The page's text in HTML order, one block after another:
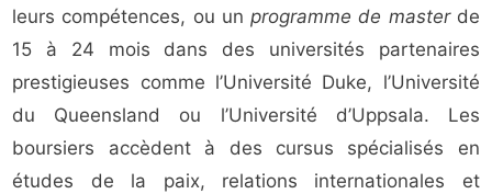
leurs compétences, ou unprogramme de masterde
15 à 24 mois dans des universités partenaires
prestigieuses comme l’Université Duke, l’Université
du Queensland ou l’Université d’Uppsala. Les
boursiers accèdent à des cursus spécialisés en
études de la paix, relations internationales et